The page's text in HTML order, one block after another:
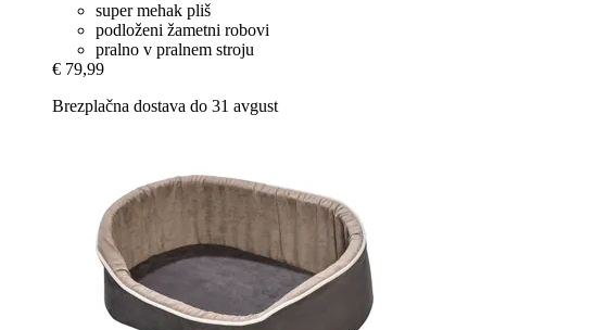
super mehak pliš
podloženi žametni robovi
pralno v pralnem stroju
€ 79,99
Brezplačna dostava do 31 avgust